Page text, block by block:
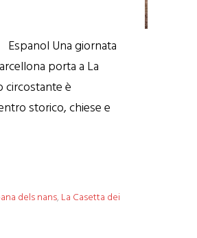
Espanol Una giornata
porta a La
circostante è
storico, chiese e
dels nans, La Casetta dei